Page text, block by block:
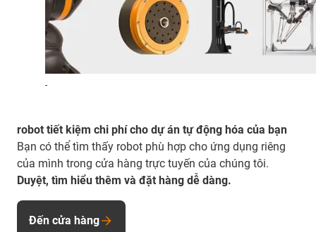
-
robot tiết kiệm chi phí cho dự án tự động hóa của bạn
Bạn có thể tìm thấy robot phù hợp cho ứng dụng riêng
của mình trong cửa hàng trực tuyến của chúng tôi.
Duyệt, tìm hiểu thêm và đặt hàng dễ dàng.
Đến cửa hàng